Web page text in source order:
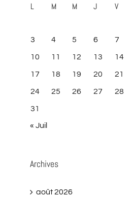
L M M J V
3 4 5 6 7
10 11 12 13 14
17 18 19 20 21
24 25 26 27 28
31
« Juil
Archives
août 2026